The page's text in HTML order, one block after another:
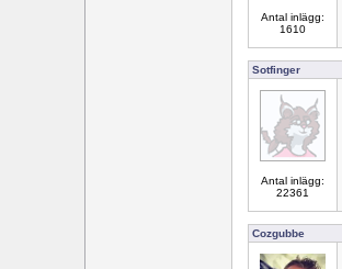
Antal inlägg:
1610
Sotfinger
Antal inlägg:
22361
Cozgubbe